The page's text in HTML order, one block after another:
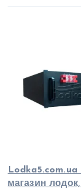
магазин